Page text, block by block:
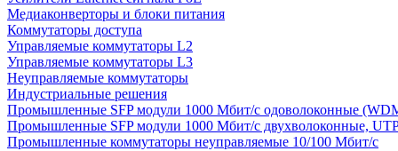
Медиаконверторы и блоки питания
Коммутаторы доступа
Управляемые коммутаторы L2
Управляемые коммутаторы L3
Неуправляемые коммутаторы
Индустриальные решения
Промышленные SFP модули 1000 Мбит/c одоволоконные
Промышленные SFP модули 1000 Мбит/c двухволоконные,
Промышленные коммутаторы неуправляемые 10/100 Мбит/с